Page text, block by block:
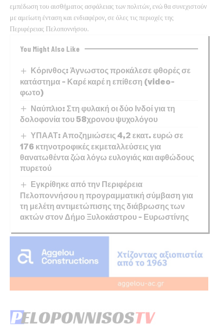
εμπέδωση του αισθήματος ασφάλειας των πολιτών, ενώ θα συνεχιστούν
με αμείωτη ένταση και ενδιαφέρον, σε όλες τις περιοχές της
Περιφέρειας Πελοποννήσου.
You Might Also Like
Κόρινθος: Άγνωστος προκάλεσε φθορές σε
κατάστημα – Καρέ καρέ η επίθεση (video-
φωτο)
Ναύπλιο: Στη φυλακή οι δύο Ινδοί για τη
δολοφονία του 58χρονου ψυχολόγου
ΥΠΑΑΤ: Αποζημιώσεις 4,2 εκατ. ευρώ σε
176 κτηνοτροφικές εκμεταλλεύσεις για
θανατωθέντα ζώα λόγω ευλογιάς και αφθώδους
πυρετού
Εγκρίθηκε από την Περιφέρεια
Πελοποννήσου η προγραμματική σύμβαση για
τη μελέτη αντιμετώπισης της διάβρωσης των
ακτών στον Δήμο Ξυλοκάστρου – Ευρωστίνης